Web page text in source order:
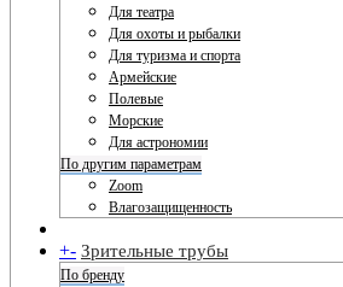
Для театра
Для охоты и рыбалки
Для туризма и спорта
Армейские
Полевые
Морские
Для астрономии
По другим параметрам
Zoom
Влагозащищенность
+- Зрительные трубы
По бренду